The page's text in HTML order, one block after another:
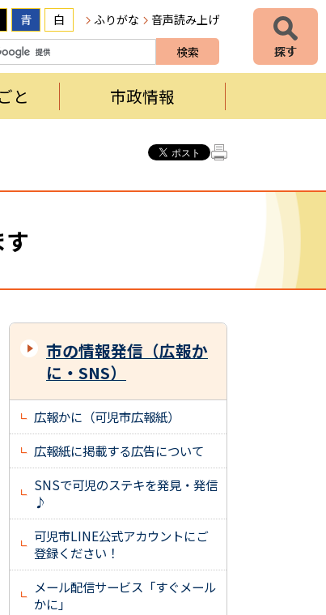
青 白 ふりがな 音声読み上げ
と 市政情報
市の情報発信（広報か
に・SNS）
広報かに（可児市広報紙）
広報紙に掲載する広告について
SNSで可児のステキを発見・発信
♪
可児市LINE公式アカウントにご
登録ください！
メール配信サービス「すぐメール
かに」